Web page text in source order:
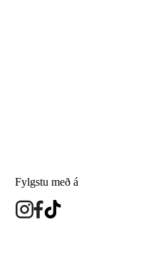
Fylgstu með á